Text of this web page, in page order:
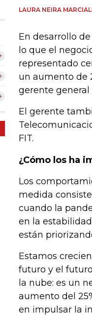
LAURA NEIRA
En desarrollo
lo que el
representado
un aumento de
gerente general
El gerente
FIT.
¿Cómo los ha
Los
medida
cuando la
en la
están
Estamos
futuro y el
la nube: es un
aumento del
en impulsar la